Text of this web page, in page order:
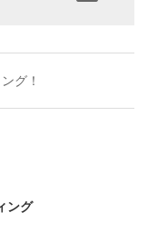
グ！
ング